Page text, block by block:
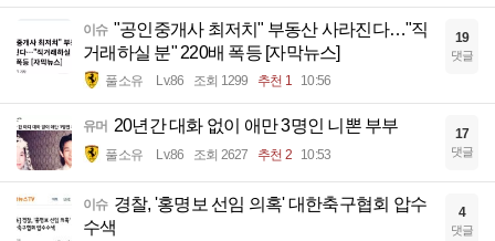
이슈 "공인중개사 최저치" 부동산 사라진다…"직
거래하실 분" 220배 폭등 [자막뉴스]
풀소유 Lv.86 조회 1299 추천 1 10:56
19
댓글
유머 20년간 대화 없이 애만 3명인 니뽄 부부
풀소유 Lv.86 조회 2627 추천 2 10:53
17
댓글
이슈 경찰, '홍명보 선임 의혹' 대한축구협회 압수
수색
4
댓글